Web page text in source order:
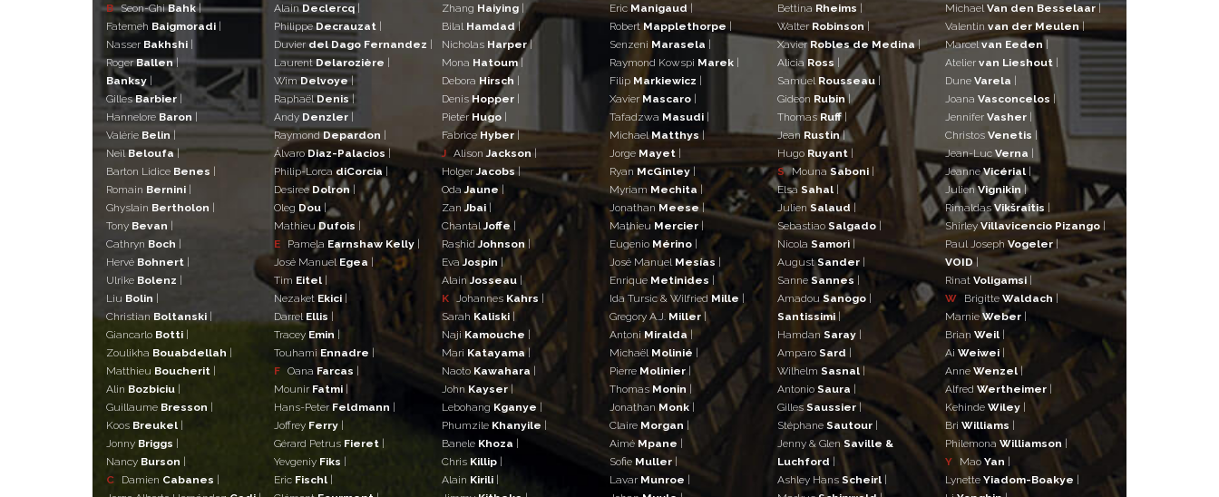
B Seon-GhiBahk|
Fatemeh Baigmoradi |
Nasser Bakhshi |
RogerBallen|
Banksy |
GillesBarbier |
Hannelore Baron |
Valérie Belin|
Neïl Beloufa|
Barton Lidice Benes |
Romain Bernini |
Ghyslain Bertholon |
Tony Bevan |
Cathryn Boch |
Hervé Bohnert |
Ulrike Bolenz |
Liu Bolin |
Christian Boltanski |
Giancarlo Botti |
Zoulikha Bouabdellah |
Matthieu Boucherit |
Alin Bozbiciu |
Guillaume Bresson |
Koos Breukel |
Jonny Briggs |
Nancy Burson |
C
Damien Cabanes |
AlainDeclercq|
PhilippeDecrauzat |
Duvierdel Dago Fernandez |
LaurentDelarozière |
WimDelvoye|
RaphaëlDenis|
Andy Denzler |
RaymondDepardon |
Álvaro Diaz-Palacios |
Philip-LorcadiCorcia |
Desiree Dolron |
Oleg Dou |
MathieuDufois |
E
Pamela Earnshaw Kelly |
José Manuel Egea |
Tim Eitel |
Nezaket Ekici |
Darrel Ellis |
Tracey Emin |
Touhami Ennadre |
F Oana Farcas |
Mounir Fatmi |
Hans-Peter Feldmann |
Joffrey Ferry |
Gérard Petrus Fieret |
Yevgeniy Fiks |
Eric Fischl |
Zhang Haiying |
Bilal Hamdad|
Nicholas Harper|
Mona Hatoum|
Debora Hirsch |
Denis Hopper |
Pieter Hugo |
Fabrice Hyber|
J Alison Jackson|
Holger Jacobs|
OdaJaune |
Zan Jbai|
Chantal Joffe |
RashidJohnson|
EvaJospin |
AlainJosseau |
K
Johannes Kahrs |
Sarah Kaliski |
Naji Kamouche |
Mari Katayama |
Naoto Kawahara |
John Kayser |
Lebohang Kganye |
Phumzile Khanyile |
Banele Khoza |
Chris Killip |
Alain Kirili |
Eric Manigaud |
RobertMapplethorpe |
Senzeni Marasela |
Raymond Kowspi Marek |
Filip Markiewicz |
Xavier Mascaro |
Tafadzwa Masudi |
MichaelMatthys|
Jorge Mayet |
Ryan McGinley |
Myriam Mechita |
JonathanMeese|
Mathieu Mercier |
Eugenio Mérino |
José Manuel Mesías |
Enrique Metinides |
Ida Tursic & WilfriedMille |
Gregory A.J. Miller|
AntoniMiralda |
Michaël Molinié |
Pierre Molinier |
Thomas Monin |
Jonathan Monk|
Claire Morgan |
Aimé Mpane |
Sofie Muller |
Lavar Munroe |
Bettina Rheims |
Walter Robinson|
Xavier Robles de Medina |
Alicia Ross |
Samuel Rousseau |
Gideon Rubin|
ThomasRuff|
Jean Rustin|
Hugo Ruyant |
S Mouna Saboni |
Elsa Sahal |
JulienSalaud |
Sebastiao Salgado |
Nicola Samorì |
AugustSander |
Sanne Sannes |
Amadou Sanogo |
Santissimi |
Hamdan Saray |
Amparo Sard |
Wilhelm Sasnal |
Antonio Saura |
Gilles Saussier|
Stéphane Sautour |
Jenny & Glen Saville &
Luchford |
Ashley Hans Scheirl |
Michael Van den Besselaar|
Valentin van der Meulen|
Marcelvan Eeden|
Atelier van Lieshout |
Dune Varela |
Joana Vasconcelos |
Jennifer Vasher |
Christos Venetis |
Jean-Luc Verna |
JeanneVicérial |
JulienVignikin |
RimaldasVikšraitis |
ShirleyVillavicencio Pizango |
Paul Joseph Vogeler |
VOID|
Rinat Voligamsi |
W
Brigitte Waldach|
Marnie Weber |
Brian Weil |
Ai Weiwei |
Anne Wenzel|
Alfred Wertheimer |
Kehinde Wiley |
Bri Williams |
Philemona Williamson |
Y
Mao Yan |
Lynette Yiadom-Boakye |